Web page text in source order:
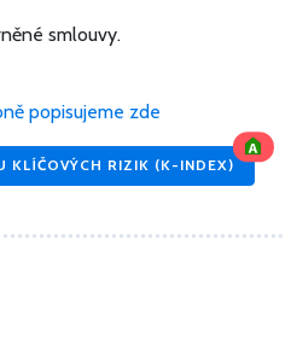
smlouvy.
popisujeme zde
KLÍČOVÝCH RIZIK (K-INDEX)